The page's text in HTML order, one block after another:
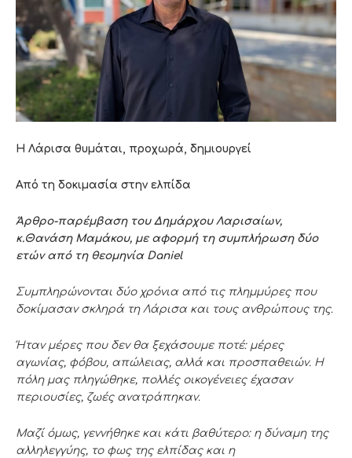
Η Λάρισα θυμάται, προχωρά, δημιουργεί
Από τη δοκιμασία στην ελπίδα
Άρθρο-παρέμβαση του Δημάρχου Λαρισαίων,
κ.Θανάση Μαμάκου, με αφορμή τη συμπλήρωση δύο
ετών από τη θεομηνία Daniel
Συμπληρώνονται δύο χρόνια από τις πλημμύρες που
δοκίμασαν σκληρά τη Λάρισα και τους ανθρώπους της.
Ήταν μέρες που δεν θα ξεχάσουμε ποτέ: μέρες
αγωνίας, φόβου, απώλειας, αλλά και προσπαθειών. Η
πόλη μας πληγώθηκε, πολλές οικογένειες έχασαν
περιουσίες, ζωές ανατράπηκαν.
Μαζί όμως, γεννήθηκε και κάτι βαθύτερο: η δύναμη της
αλληλεγγύης, το φως της ελπίδας και η